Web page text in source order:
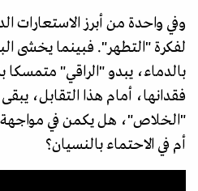
وفي واحدة من أبرز الاستعارات
لفكرة "التطهر". فبينما يخشى
بالدماء، يبدو "الراقي" متمسكا
فقدانها، أمام هذا التقابل،
"الخلاص"، هل يكمن في مواجهة
أم في الاحتماء بالنسيان؟